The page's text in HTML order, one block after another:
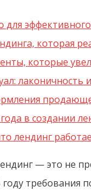
для
которая
которые
лаконичность
в создании
лендинг
— это не
году требования